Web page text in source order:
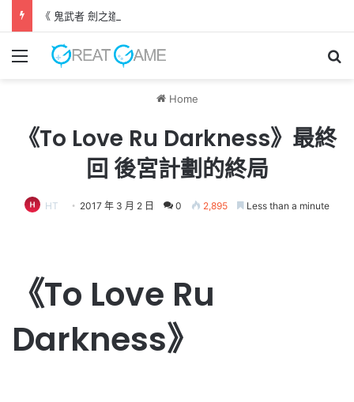
《 鬼武者 劍之道 》 實機試玩報告 源義經將是事件的起源！？
Menu
Home
《To Love Ru Darkness》最終
回 後宮計劃的終局
HT 2017 年 3 月 2 日 0 2,895 Less than a minute
《To Love Ru
Darkness》